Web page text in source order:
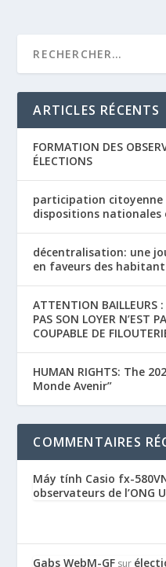
ARTICLES RÉCENTS
FORMATION DES
ÉLECTIONS
participation citoyenne
dispositions
décentralisation: une
en faveurs des
ATTENTION BAILLEURS
PAS SON LOYER N’EST
COUPABLE DE
HUMAN RIGHTS: The
Monde Avenir”
COMMENTAIRES
Máy tính Casio fx-
observateurs de l’ONG
Gabs WebM-GF sur